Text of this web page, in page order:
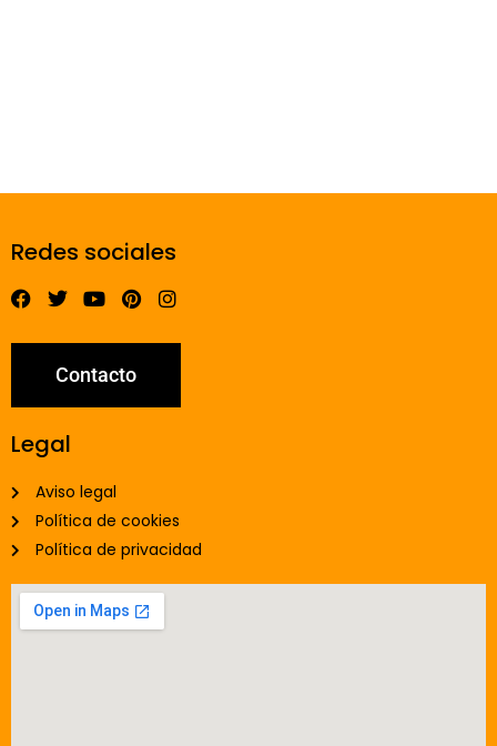
Redes sociales
Contacto
Legal
Aviso legal
Política de cookies
Política de privacidad